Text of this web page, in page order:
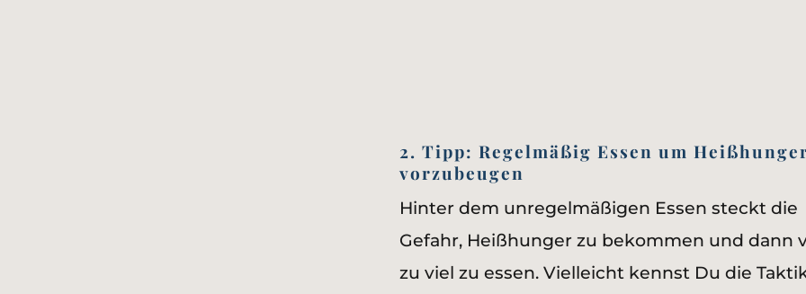
2. Tipp: Regelmäßig Essen um
vorzubeugen
Hinter dem unregelmäßigen Essen steckt die
Gefahr, Heißhunger zu bekommen und dann
zu viel zu essen. Vielleicht kennst Du die